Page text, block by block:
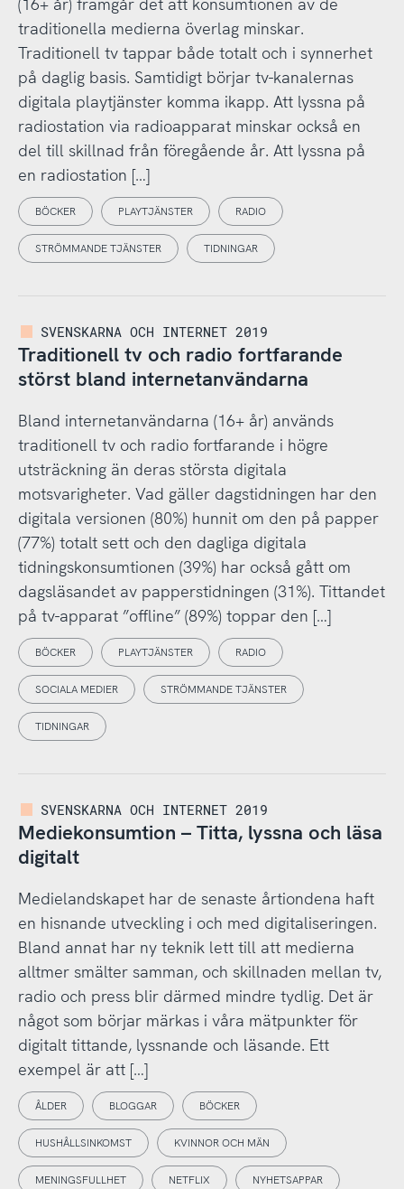
(16+ år) framgår det att konsumtionen av de
traditionella medierna överlag minskar.
Traditionell tv tappar både totalt och i synnerhet
på daglig basis. Samtidigt börjar tv-kanalernas
digitala playtjänster komma ikapp. Att lyssna på
radiostation via radioapparat minskar också en
del till skillnad från föregående år. Att lyssna på
en radiostation […]
BÖCKER PLAYTJÄNSTER RADIO
STRÖMMANDE TJÄNSTER TIDNINGAR
SVENSKARNA OCH INTERNET 2019
Traditionell tv och radio fortfarande
störst bland internetanvändarna
Bland internetanvändarna (16+ år) används
traditionell tv och radio fortfarande i högre
utsträckning än deras största digitala
motsvarigheter. Vad gäller dagstidningen har den
digitala versionen (80%) hunnit om den på papper
(77%) totalt sett och den dagliga digitala
tidningskonsumtionen (39%) har också gått om
dagsläsandet av papperstidningen (31%). Tittandet
på tv-apparat ”offline” (89%) toppar den […]
BÖCKER PLAYTJÄNSTER RADIO
SOCIALA MEDIER STRÖMMANDE TJÄNSTER
TIDNINGAR
SVENSKARNA OCH INTERNET 2019
Mediekonsumtion – Titta, lyssna och läsa
digitalt
Medielandskapet har de senaste årtiondena haft
en hisnande utveckling i och med digitaliseringen.
Bland annat har ny teknik lett till att medierna
alltmer smälter samman, och skillnaden mellan tv,
radio och press blir därmed mindre tydlig. Det är
något som börjar märkas i våra mätpunkter för
digitalt tittande, lyssnande och läsande. Ett
exempel är att […]
ÅLDER BLOGGAR BÖCKER
HUSHÅLLSINKOMST KVINNOR OCH MÄN
MENINGSFULLHET NETFLIX NYHETSAPPAR